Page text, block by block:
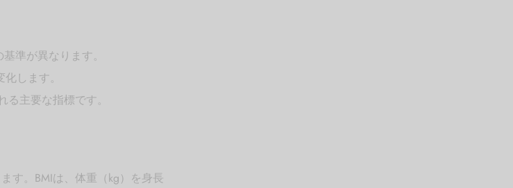
準が異なります。
します。
主要な指標です。
す。BMIは、体重（kg）を身長